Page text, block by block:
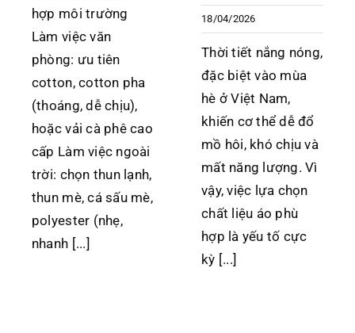
hợp môi trường
Làm việc văn
phòng: ưu tiên
cotton, cotton pha
(thoáng, dễ chịu),
hoặc vải cà phê cao
cấp Làm việc ngoài
trời: chọn thun lạnh,
thun mè, cá sấu mè,
polyester (nhẹ,
nhanh [...]
18/04/2026
Thời tiết nắng nóng,
đặc biệt vào mùa
hè ở Việt Nam,
khiến cơ thể dễ đổ
mồ hôi, khó chịu và
mất năng lượng. Vì
vậy, việc lựa chọn
chất liệu áo phù
hợp là yếu tố cực
kỳ [...]